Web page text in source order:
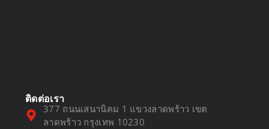
ติดต่อเรา
377 ถนนเสนานิคม 1 แขวงลาดพร้าว เขต
ลาดพร้าว กรุงเทพ 10230